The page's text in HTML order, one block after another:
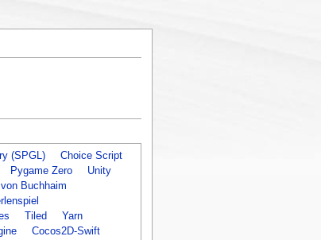
(SPGL)
Choice Script
Pygame Zero
Unity
Buchhaim
Tiled
Yarn
Cocos2D-Swift